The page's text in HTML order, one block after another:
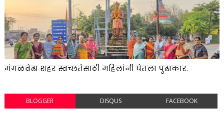
मंगळवेढा शहर स्वच्छतेसाठी महिलांनी घेतला पुढाकार.
BLOGGER DISQUS FACEBOOK